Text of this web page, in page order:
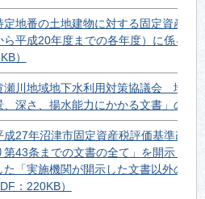
定地番の土地建物に対する固定資産
ら平成20年度までの各年度）に係る公
）
瀬川地域地下水利用対策協議会 地下
、深さ、揚水能力にかかる文書」の不
成27年沼津市固定資産税評価基準改
第43条までの文書の全て」を開示した
た「実施機関が開示した文書以外の文
：220KB）